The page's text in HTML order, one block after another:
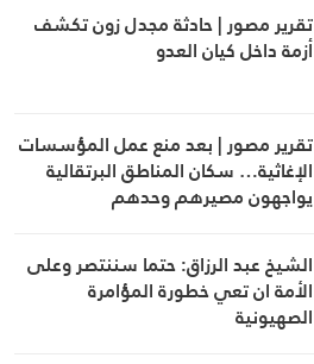
تقرير مصور | حادثة مجدل زون تكشف
أزمة داخل كيان العدو
تقرير مصور | بعد منع عمل المؤسسات
الإغاثية… سكان المناطق البرتقالية
يواجهون مصيرهم وحدهم
الشيخ عبد الرزاق: حتما سننتصر وعلى
الأمة ان تعي خطورة المؤامرة
الصهيونية